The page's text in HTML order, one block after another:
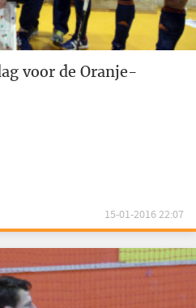
voor de Oranje-
15-01-2016 22:07